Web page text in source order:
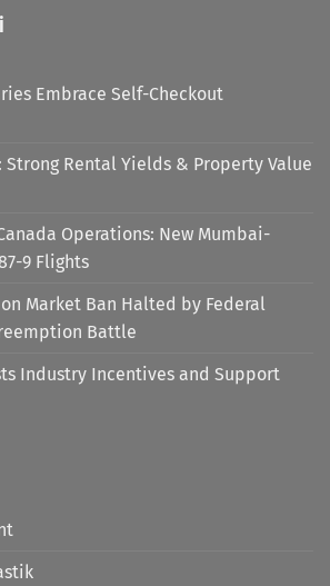
Embrace Self-Checkout
Rental Yields & Property Value
Operations: New Mumbai-
9 Flights
Market Ban Halted by Federal
Battle
Industry Incentives and Support